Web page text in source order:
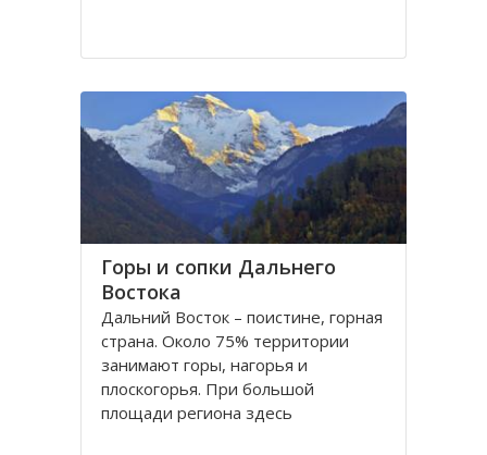
богатые рыбой, алмазные
другое делает этот регион
притягательным для
Горы и сопки Дальнего
Востока
Дальний Восток – поистине, горная
страна. Около 75% территории
занимают горы, нагорья и
плоскогорья. При большой
площади региона здесь